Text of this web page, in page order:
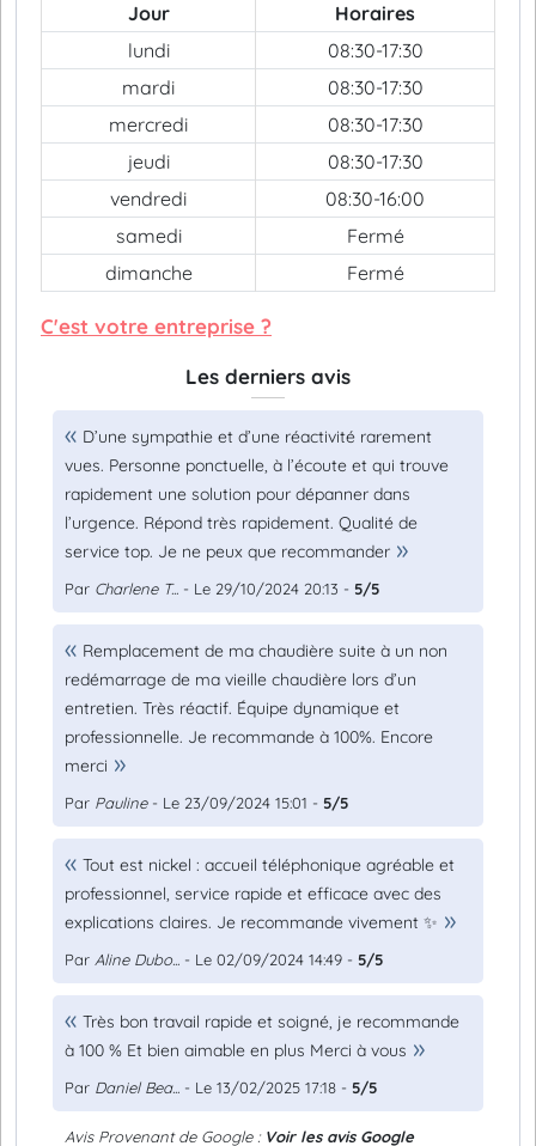
Jour
Horaires
lundi
08:30-17:30
mardi
08:30-17:30
mercredi
08:30-17:30
jeudi
08:30-17:30
vendredi
08:30-16:00
samedi
Fermé
dimanche
Fermé
C'est votre entreprise ?
Les derniers avis
D’une sympathie et d’une réactivité rarement
vues. Personne ponctuelle, à l’écoute et qui trouve
rapidement une solution pour dépanner dans
l’urgence. Répond très rapidement. Qualité de
service top. Je ne peux que recommander
Par Charlene T... - Le 29/10/2024 20:13 - 5/5
Remplacement de ma chaudière suite à un non
redémarrage de ma vieille chaudière lors d’un
entretien. Très réactif. Équipe dynamique et
professionnelle. Je recommande à 100%. Encore
merci
Par Pauline- Le 23/09/2024 15:01 - 5/5
Tout est nickel : accueil téléphonique agréable et
professionnel, service rapide et efficace avec des
explications claires. Je recommande vivement ✨
Par Aline Dubo... - Le 02/09/2024 14:49 - 5/5
Très bon travail rapide et soigné, je recommande
à 100 % Et bien aimable en plus Merci à vous
Par Daniel Bea... - Le 13/02/2025 17:18 - 5/5
Avis Provenant de Google : Voir les avis Google